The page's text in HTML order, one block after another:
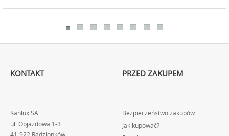
KONTAKT
Kanlux SA
ul. Objazdowa 1-3
PRZED ZAKUPEM
Bezpieczeństwo zakupów
Jak kupować?